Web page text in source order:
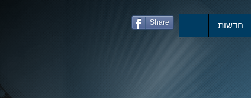
Share חדשות